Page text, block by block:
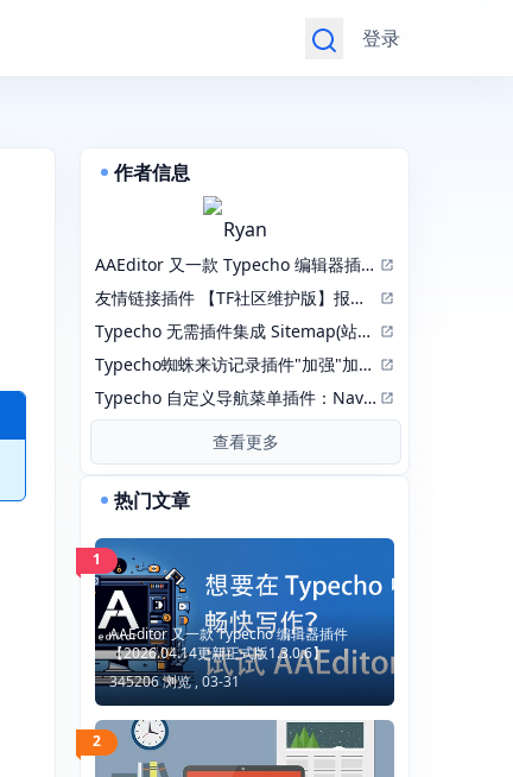
登录
作者信息
Ryan
AAEditor 又一款 Typecho 编辑器插件【2026.04.14更新正式版1.3.0.6】
友情链接插件 【TF社区维护版】报错 incorrect integer value: '' for column 'lid' at row 1
Typecho 无需插件集成 Sitemap(站点地图)
Typecho蜘蛛来访记录插件"加强"加强版：RobotsPlusPlus
Typecho 自定义导航菜单插件：NavMenu 修改版
查看更多
热门文章
1
AAEditor 又一款 Typecho 编辑器插件
【2026.04.14更新正式版1.3.0.6】
345206 浏览 ,03-31
2